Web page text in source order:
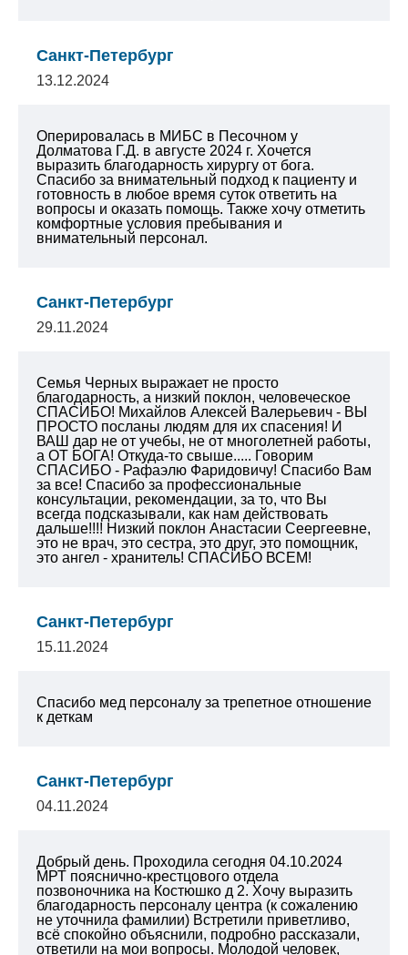
Санкт-Петербург
13.12.2024
Оперировалась в МИБС в Песочном у
Долматова Г.Д. в августе 2024 г. Хочется
выразить благодарность хирургу от бога.
Спасибо за внимательный подход к пациенту и
готовность в любое время суток ответить на
вопросы и оказать помощь. Также хочу отметить
комфортные условия пребывания и
внимательный персонал.
Санкт-Петербург
29.11.2024
Семья Черных выражает не просто
благодарность, а низкий поклон, человеческое
СПАСИБО! Михайлов Алексей Валерьевич - ВЫ
ПРОСТО посланы людям для их спасения! И
ВАШ дар не от учебы, не от многолетней работы,
а ОТ БОГА! Откуда-то свыше..... Говорим
СПАСИБО - Рафаэлю Фаридовичу! Спасибо Вам
за все! Спасибо за профессиональные
консультации, рекомендации, за то, что Вы
всегда подсказывали, как нам действовать
дальше!!!! Низкий поклон Анастасии Сеергеевне,
это не врач, это сестра, это друг, это помощник,
это ангел - хранитель! СПАСИБО ВСЕМ!
Санкт-Петербург
15.11.2024
Спасибо мед персоналу за трепетное отношение
к деткам
Санкт-Петербург
04.11.2024
Добрый день. Проходила сегодня 04.10.2024
МРТ пояснично-крестцового отдела
позвоночника на Костюшко д 2. Хочу выразить
благодарность персоналу центра (к сожалению
не уточнила фамилии) Встретили приветливо,
всё спокойно объяснили, подробно рассказали,
ответили на мои вопросы. Молодой человек,